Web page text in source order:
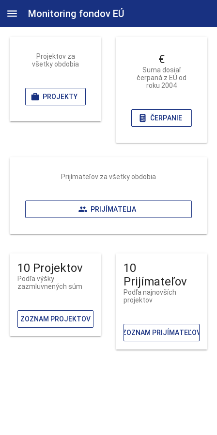
Monitoring fondov EÚ
Projektov za
všetky obdobia
PROJEKTY
€
Suma dosiaľ
čerpaná z EÚ od
roku 2004
ČERPANIE
Prijímateľov za všetky obdobia
PRIJÍMATELIA
10 Projektov
Podľa výšky
zazmluvnených súm
ZOZNAM PROJEKTOV
10
Prijímateľov
Podľa najnovších
projektov
ZOZNAM PRIJÍMATEĽOV